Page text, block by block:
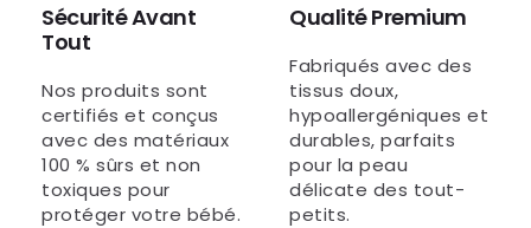
Sécurité Avant
Tout
Nos produits sont
certifiés et conçus
avec des matériaux
100 % sûrs et non
toxiques pour
protéger votre bébé.
Qualité Premium
Fabriqués avec des
tissus doux,
hypoallergéniques et
durables, parfaits
pour la peau
délicate des tout-
petits.